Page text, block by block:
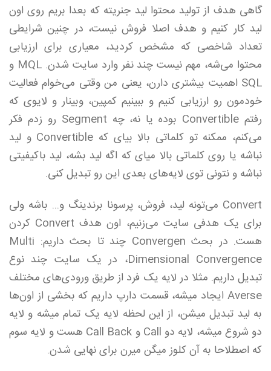
گاهی هدف از تولید محتوا لید جنریته که بعدا بریم روی اون
لید کار کنیم و هدف اصلا فروش نیست، در چنین شرایطی
تعداد شاخصی که مشخص کردید، معیاری برای ارزیابی
محتوا می‌شه، مهم نیست چند نفر وارد سایت شدن. MQL و
SQL اهمیت بیشتری دارن، یعنی من وقتی می‌خوام فعالیت
خودمون رو ارزیابی کنیم و ببینیم کمپین، وبینار و لایوی که
رفتم Convertible بوده یا نه، چه Segment رو زدم فکر
می‌کنم، ممکنه تو کلماتی بالا بیای که Convertible و لید
نباشه یا روی کلماتی بالا میای که اگه لید بشه، لید باکیفیتی
نباشه و نتونی توی لایه‌های بعدی این رو تبدیل کنی.
Convert می‌تونه لید، فروش، پرسونا برندینگ و... باشه ولی
برای یک هدفی سایت می‌زنیم، اون هدف Convert کردن
هست. در بحث Convergen چند تا بحث داریم: Multi
Dimensional Convergence، در یک سایت چند نوع
تبدیل داریم. مثلا در لایه یک فرد از طریق ورودی‌های مختلف
Averse ایجاد میشه، قسمت دارپ داریم که بخشی از اون‌ها
به لید تبدیل میشن، از این لحظه لایه یک تمام میشه و لایه
دو شروع میشه، لایه دو Call و Call Back هست و لایه سوم
که اصطلاحا به آن کلوز میگن میرن برای نهایی شدن.